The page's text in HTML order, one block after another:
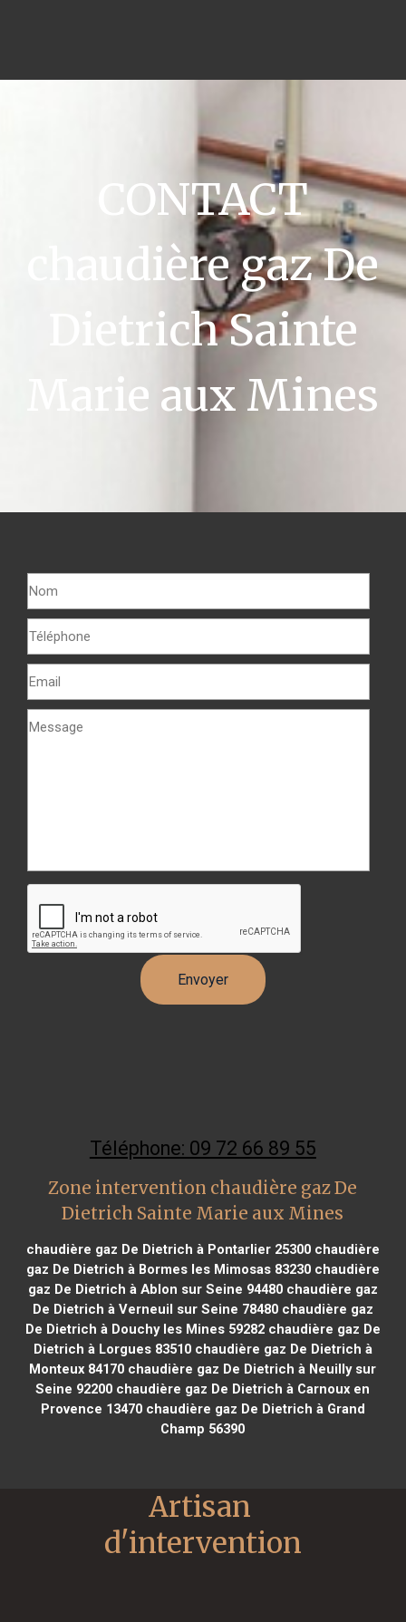
CONTACT
chaudière gaz De
Dietrich Sainte
Marie aux Mines
Téléphone: 09 72 66 89 55
Zone intervention chaudière gaz De
Dietrich Sainte Marie aux Mines
chaudière gaz De Dietrich à Pontarlier 25300chaudière
gaz De Dietrich à Bormes les Mimosas 83230chaudière
gaz De Dietrich à Ablon sur Seine 94480chaudière gaz
De Dietrich à Verneuil sur Seine 78480chaudière gaz
De Dietrich à Douchy les Mines 59282chaudière gaz De
Dietrich à Lorgues 83510chaudière gaz De Dietrich à
Monteux 84170 chaudière gaz De Dietrich à Neuilly sur
Seine 92200 chaudière gaz De Dietrich à Carnoux en
Provence 13470chaudière gaz De Dietrich à Grand
Champ 56390
Artisan
d'intervention